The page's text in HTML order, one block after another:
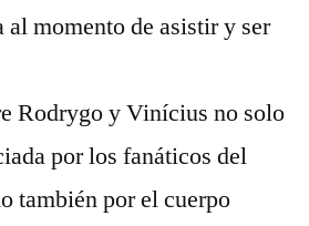
al momento de asistir y ser
Rodrygo y Vinícius no solo
por los fanáticos del
también por el cuerpo